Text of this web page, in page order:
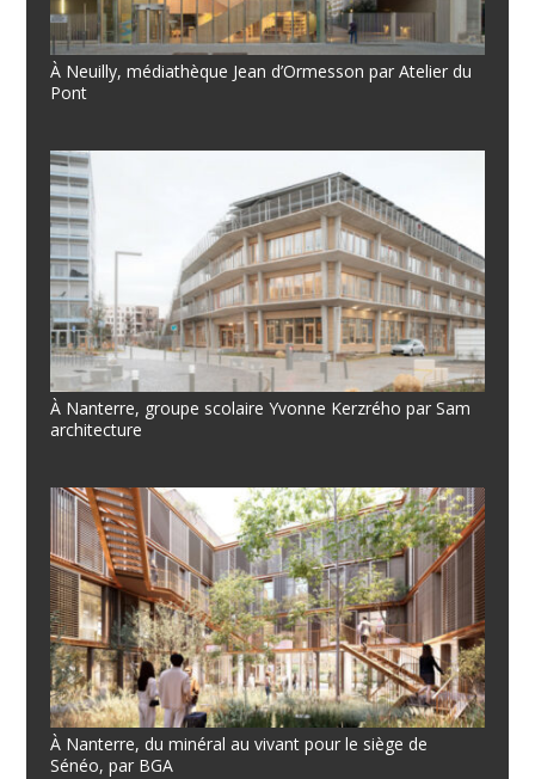
À Neuilly, médiathèque Jean d’Ormesson par Atelier du
Pont
À Nanterre, groupe scolaire Yvonne Kerzrého par Sam
architecture
À Nanterre, du minéral au vivant pour le siège de
Sénéo, par BGA